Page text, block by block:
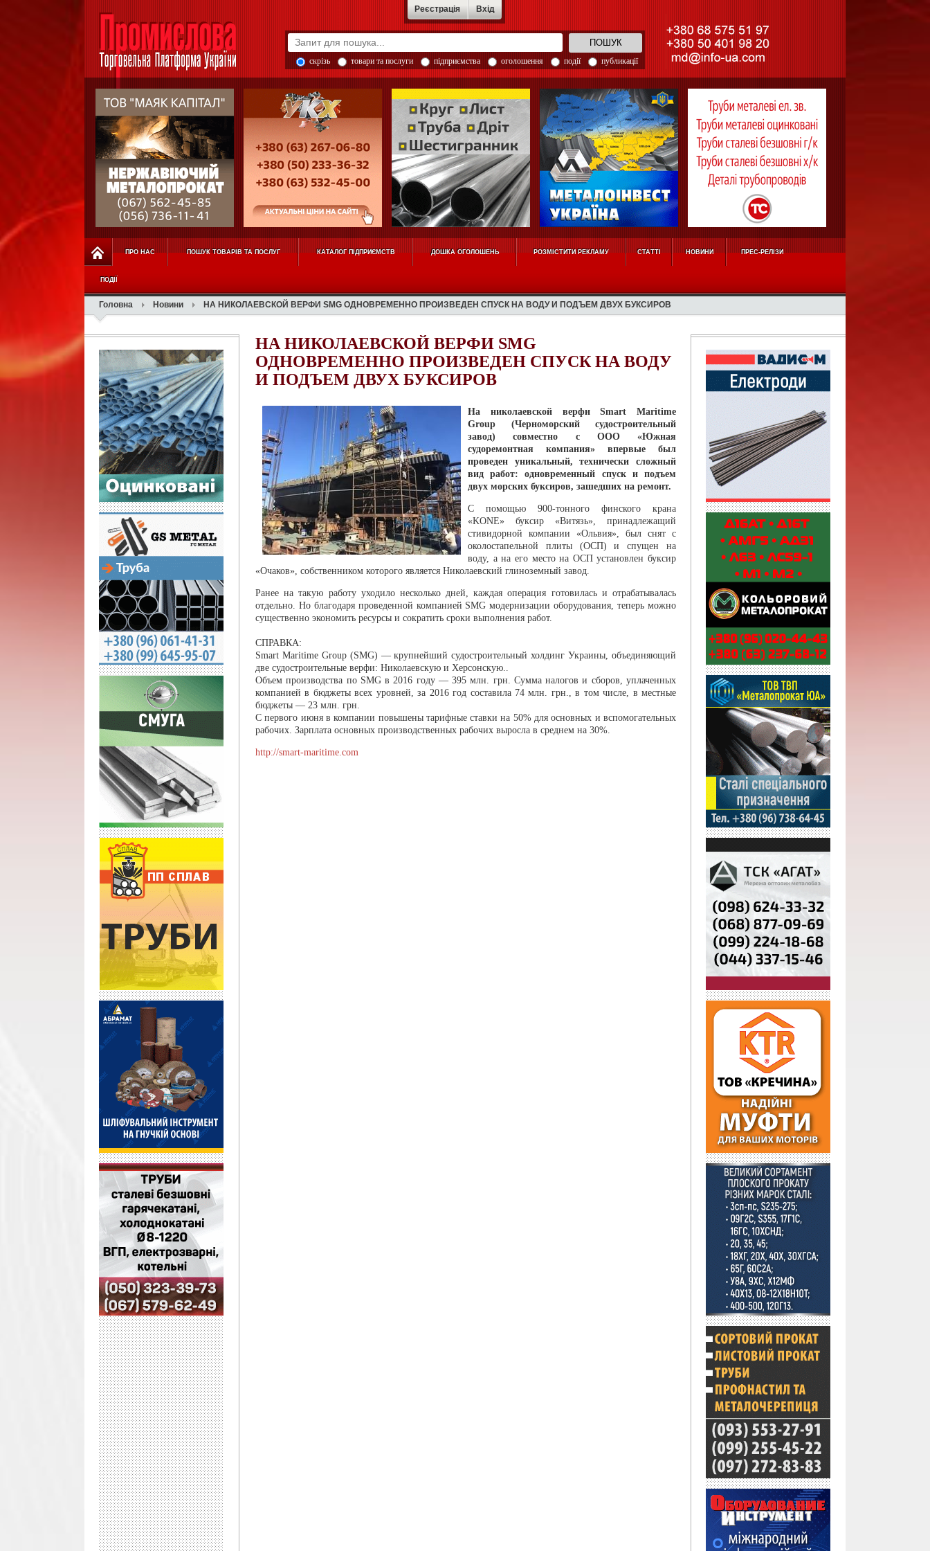
Реєстрація Вхід
скрізь товари та послуги підприємства оголошення події публикації
ПРО НАС ПОШУК ТОВАРІВ ТА ПОСЛУГ КАТАЛОГ ПІДПРИЄМСТВ ДОШКА ОГОЛОШЕНЬ РОЗМІСТИТИ РЕКЛАМУ СТАТТІ НОВИНИ ПРЕС-РЕЛІЗИ
ПОДІЇ
Головна Новини НА НИКОЛАЕВСКОЙ ВЕРФИ SMG ОДНОВРЕМЕННО ПРОИЗВЕДЕН СПУСК НА ВОДУ И ПОДЪЕМ ДВУХ БУКСИРОВ
НА НИКОЛАЕВСКОЙ ВЕРФИ SMG
ОДНОВРЕМЕННО ПРОИЗВЕДЕН СПУСК НА ВОДУ
И ПОДЪЕМ ДВУХ БУКСИРОВ
На николаевской верфи Smart Maritime
Group (Черноморский судостроительный
завод) совместно с ООО «Южная
судоремонтная компания» впервые был
проведен уникальный, технически сложный
вид работ: одновременный спуск и подъем
двух морских буксиров, зашедших на ремонт.
С помощью 900-тонного финского крана
«KONE» буксир «Витязь», принадлежащий
стивидорной компании «Ольвия», был снят с
околостапельной плиты (ОСП) и спущен на
воду, а на его место на ОСП установлен буксир
«Очаков», собственником которого является Николаевский глиноземный завод.
Ранее на такую работу уходило несколько дней, каждая операция готовилась и отрабатывалась
отдельно. Но благодаря проведенной компанией SMG модернизации оборудования, теперь можно
существенно экономить ресурсы и сократить сроки выполнения работ.
СПРАВКА:
Smart Maritime Group (SMG) — крупнейший судостроительный холдинг Украины, объединяющий
две судостроительные верфи: Николаевскую и Херсонскую..
Объем производства по SMG в 2016 году — 395 млн. грн. Сумма налогов и сборов, уплаченных
компанией в бюджеты всех уровней, за 2016 год составила 74 млн. грн., в том числе, в местные
бюджеты — 23 млн. грн.
С первого июня в компании повышены тарифные ставки на 50% для основных и вспомогательных
рабочих. Зарплата основных производственных рабочих выросла в среднем на 30%.
http://smart-maritime.com